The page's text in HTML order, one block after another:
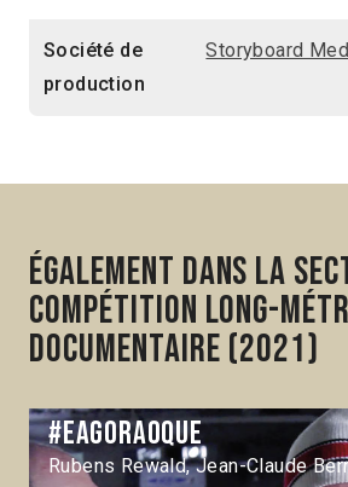
Société de
production
Storyboard
Également dans la
Compétition Long-
documentaire (2021)
#eagoraoque
Rubens Rewald, Jean-Claude